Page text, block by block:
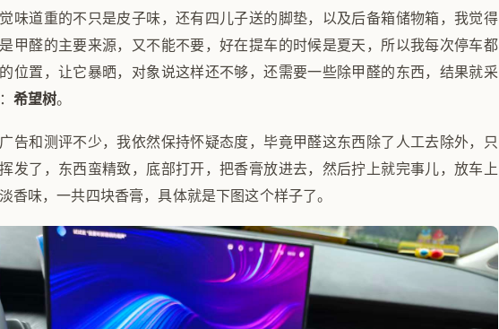
味道重的不只是皮子味，还有四儿子送的脚垫，以及后备箱储物箱，我觉得
甲醛的主要来源，又不能不要，好在提车的时候是夏天，所以我每次停车都
位置，让它暴晒，对象说这样还不够，还需要一些除甲醛的东西，结果就采
希望树。
告和测评不少，我依然保持怀疑态度，毕竟甲醛这东西除了人工去除外，只
发了，东西蛮精致，底部打开，把香膏放进去，然后拧上就完事儿，放车上
香味，一共四块香膏，具体就是下图这个样子了。